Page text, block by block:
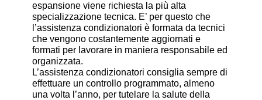
espansione viene richiesta la più alta
specializzazione tecnica. E’ per questo che
l’assistenza condizionatori è formata da tecnici
che vengono costantemente aggiornati e
formati per lavorare in maniera responsabile ed
organizzata.
L’assistenza condizionatori consiglia sempre di
effettuare un controllo programmato, almeno
una volta l’anno, per tutelare la salute della